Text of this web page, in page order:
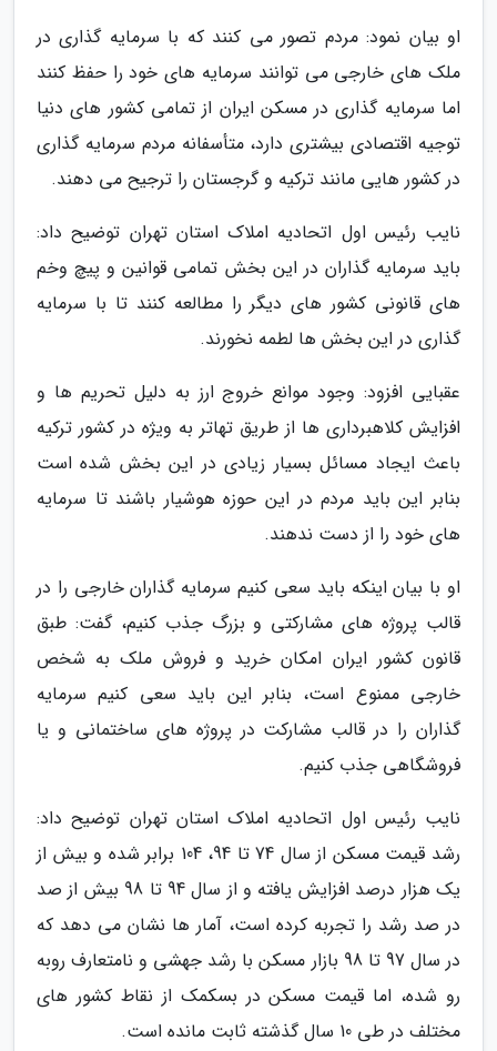
او بیان نمود: مردم تصور می کنند که با سرمایه گذاری در
ملک های خارجی می توانند سرمایه های خود را حفظ کنند
اما سرمایه گذاری در مسکن ایران از تمامی کشور های دنیا
توجیه اقتصادی بیشتری دارد، متأسفانه مردم سرمایه گذاری
در کشور هایی مانند ترکیه و گرجستان را ترجیح می دهند.
نایب رئیس اول اتحادیه املاک استان تهران توضیح داد:
باید سرمایه گذاران در این بخش تمامی قوانین و پیچ وخم
های قانونی کشور های دیگر را مطالعه کنند تا با سرمایه
گذاری در این بخش ها لطمه نخورند.
عقبایی افزود: وجود موانع خروج ارز به دلیل تحریم ها و
افزایش کلاهبرداری ها از طریق تهاتر به ویژه در کشور ترکیه
باعث ایجاد مسائل بسیار زیادی در این بخش شده است
بنابر این باید مردم در این حوزه هوشیار باشند تا سرمایه
های خود را از دست ندهند.
او با بیان اینکه باید سعی کنیم سرمایه گذاران خارجی را در
قالب پروژه های مشارکتی و بزرگ جذب کنیم، گفت: طبق
قانون کشور ایران امکان خرید و فروش ملک به شخص
خارجی ممنوع است، بنابر این باید سعی کنیم سرمایه
گذاران را در قالب مشارکت در پروژه های ساختمانی و یا
فروشگاهی جذب کنیم.
نایب رئیس اول اتحادیه املاک استان تهران توضیح داد:
رشد قیمت مسکن از سال 74 تا 94، 104 برابر شده و بیش از
یک هزار درصد افزایش یافته و از سال 94 تا 98 بیش از صد
در صد رشد را تجربه کرده است، آمار ها نشان می دهد که
در سال 97 تا 98 بازار مسکن با رشد جهشی و نامتعارف روبه
رو شده، اما قیمت مسکن در بسکمک از نقاط کشور های
مختلف در طی 10 سال گذشته ثابت مانده است.